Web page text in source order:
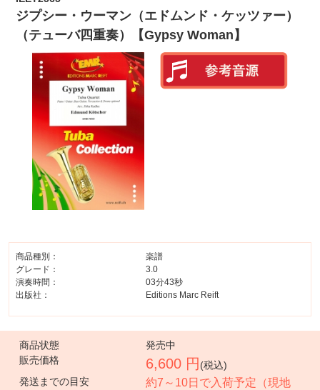
ジプシー・ウーマン（エドムンド・ケッツァー）
（テューバ四重奏）【Gypsy Woman】
商品種別：
楽譜
グレード：
3.0
演奏時間：
03分43秒
出版社：
Editions Marc Reift
商品状態
発売中
販売価格
6,600 円 (税込)
発送までの目安
約7～10日で入荷予定（現地